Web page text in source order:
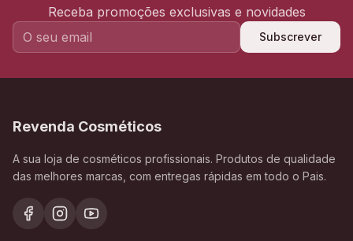
Receba promoções exclusivas e novidades
Subscrever
Revenda Cosméticos
A sua loja de cosméticos profissionais. Produtos de qualidade
das melhores marcas, com entregas rápidas em todo o Pais.